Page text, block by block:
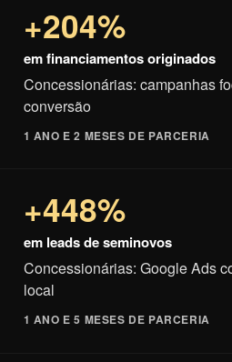
+204%
em financiamentos originados
Concessionárias: campanhas
conversão
1 ANO E 2 MESES DE PARCERIA
+448%
em leads de seminovos
Concessionárias: Google Ads
local
1 ANO E 5 MESES DE PARCERIA